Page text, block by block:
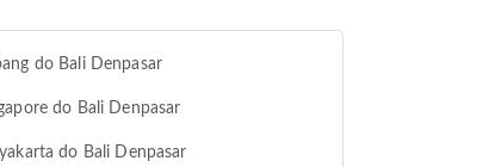
do Bali Denpasar
do Bali Denpasar
do Bali Denpasar